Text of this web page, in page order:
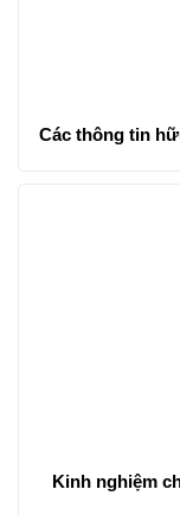
Các thông tin
Kinh nghiệm